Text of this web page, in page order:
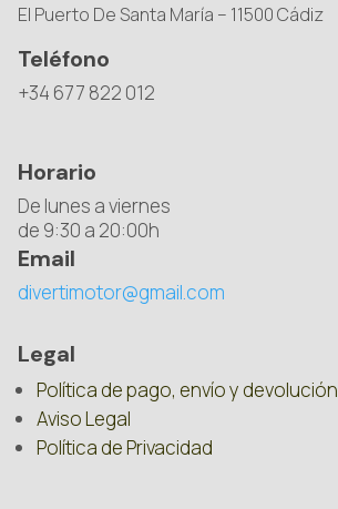
El Puerto De Santa María – 11500 Cádiz
Teléfono
+34 677 822 012
Horario
De lunes a viernes
de 9:30 a 20:00h
Email
divertimotor@gmail.com
Legal
Política de pago, envío y devolución
Aviso Legal
Política de Privacidad